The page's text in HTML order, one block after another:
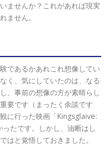
ませんか？これがあれば現実
ません。
であるかあれこれ想像してい
く、気にしていたのは、なる
、事前の想像の方が素晴らし
要です（まったく余談です
に行った映画「Kingsglaive:
たです。しかし、油断はし
はと覚悟しておきました。